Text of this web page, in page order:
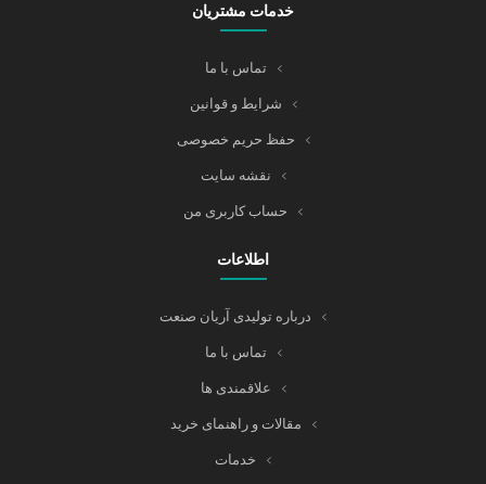
خدمات مشتریان
تماس با ما
شرایط و قوانین
حفظ حریم خصوصی
نقشه سایت
حساب کاربری من
اطلاعات
درباره تولیدی آریان صنعت
تماس با ما
علاقمندی ها
مقالات و راهنمای خرید
خدمات